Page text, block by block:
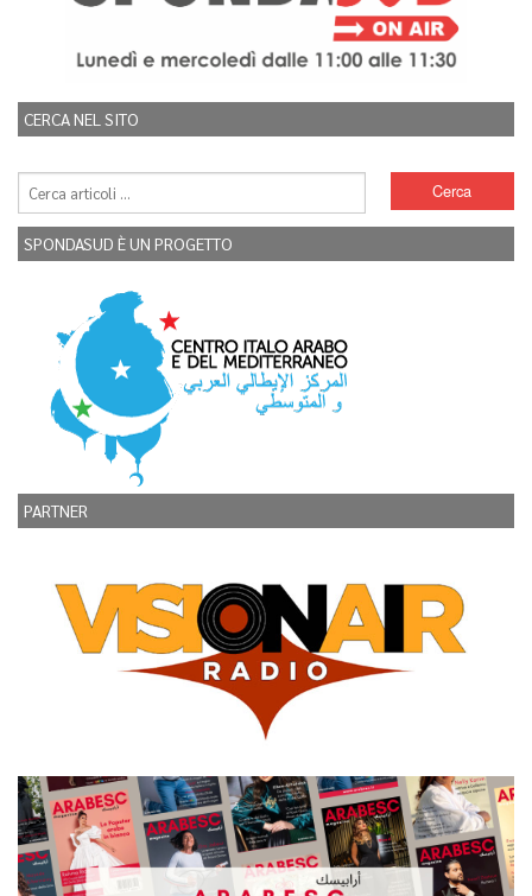
CERCA NEL SITO
SPONDASUD È UN PROGETTO
PARTNER